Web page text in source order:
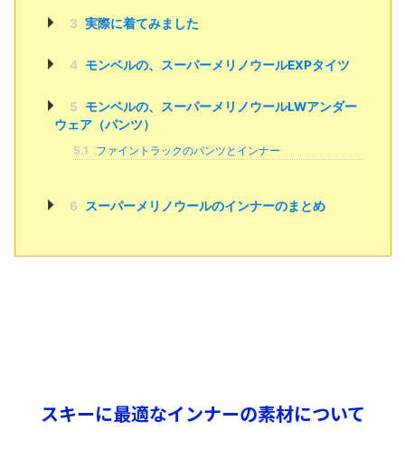
3 実際に着てみました
4 モンベルの、スーパーメリノウールEXPタイツ
5
モンベルの、スーパーメリノウールLWアンダー
ウェア（パンツ）
5.1 ファイントラックのパンツとインナー
6 スーパーメリノウールのインナーのまとめ
スキーに最適なインナーの素材について